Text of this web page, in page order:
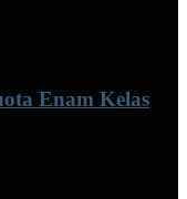
Enam Kelas